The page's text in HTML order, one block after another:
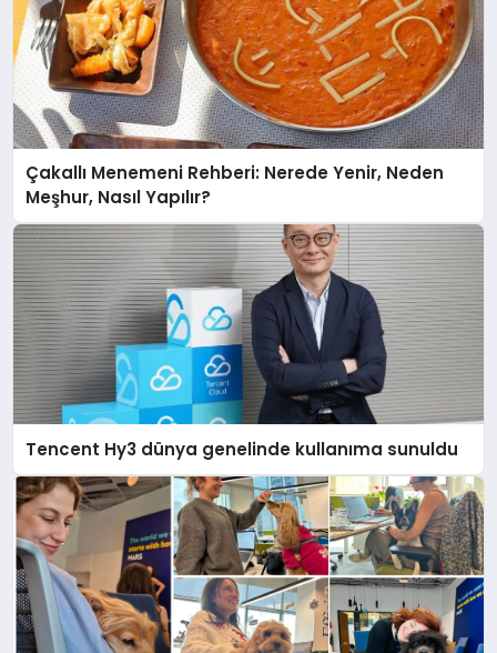
Çakallı Menemeni Rehberi: Nerede Yenir, Neden
Meşhur, Nasıl Yapılır?
Tencent Hy3 dünya genelinde kullanıma sunuldu